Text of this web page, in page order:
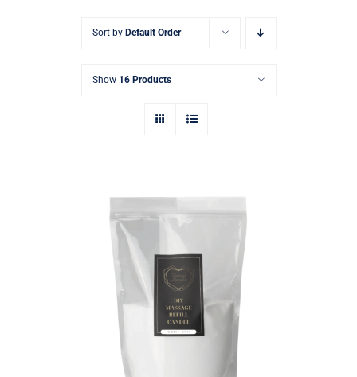
Επικοινωνία
Sort by Default Order
Show 16 Products